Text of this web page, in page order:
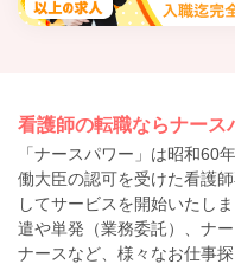
看護師の転職ならナース
「ナースパワー」は昭和60
働大臣の認可を受けた看護
してサービスを開始いたし
遣や単発（業務委託）、ナ
ナースなど、様々なお仕事